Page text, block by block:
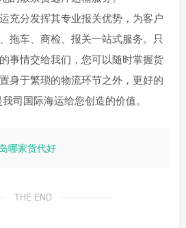
充分发挥其专业报关优势，为客户
拖车、商检、报关一站式服务。只
事情交给我们，您可以随时掌握货
身于繁琐的物流环节之外，更好的
司国际海运给您创造的价值。
哪家货代好
THE END